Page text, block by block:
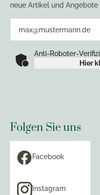
neue Artikel und Angebote
Anti-Roboter-
Hier
Folgen Sie uns
Facebook
Instagram